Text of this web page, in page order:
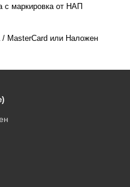
с маркировка от НАП
MasterCard или Наложен